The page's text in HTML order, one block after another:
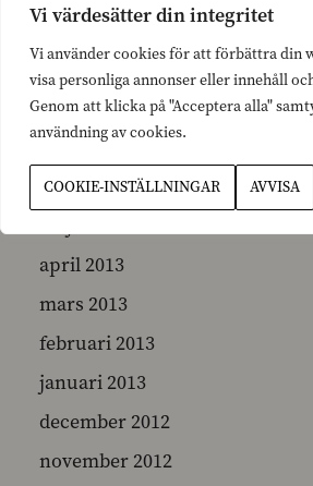
Vi värdesätter din integritet
Vi använder cookies för att förbättra din
visa personliga annonser eller innehåll
Genom att klicka på "Acceptera alla"
användning av cookies.
COOKIE-INSTÄLLNINGAR AVVISA
november 2013
oktober 2013
september 2013
augusti 2013
juni 2013
april 2013
mars 2013
februari 2013
januari 2013
december 2012
november 2012